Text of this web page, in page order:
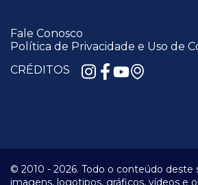
Fale Conosco
Política de Privacidade e Uso de
CRÉDITOS
© 2010 - 2026. Todo o conteúdo deste
imagens, logotipos, gráficos, vídeos e